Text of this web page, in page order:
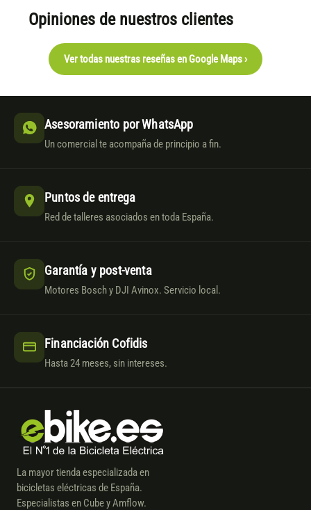
Opiniones de nuestros clientes
Ver todas nuestras reseñas en Google Maps ›
Asesoramiento por WhatsApp
Un comercial te acompaña de principio a fin.
Puntos de entrega
Red de talleres asociados en toda España.
Garantía y post-venta
Motores Bosch y DJI Avinox. Servicio local.
Financiación Cofidis
Hasta 24 meses, sin intereses.
La mayor tienda especializada en
bicicletas eléctricas de España.
Especialistas en Cube y Amflow.